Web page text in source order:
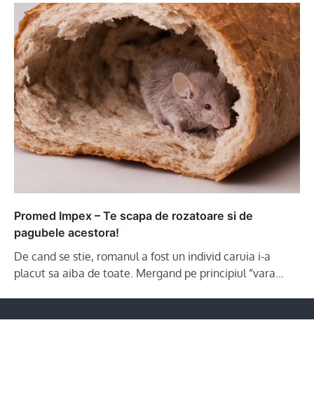
Promed Impex – Te scapa de rozatoare si de
pagubele acestora!
De cand se stie, romanul a fost un individ caruia i-a
placut sa aiba de toate. Mergand pe principiul ”vara…